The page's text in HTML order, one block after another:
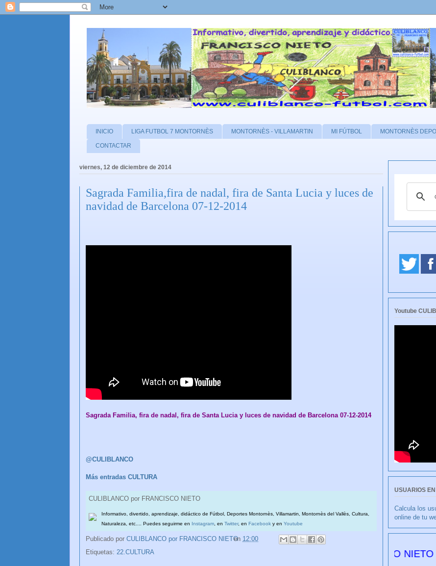
INICIO LIGA FUTBOL 7 MONTORNÈS MONTORNÈS - VILLAMARTIN MI FÚTBOL MONTORNÈS
CONTACTAR
viernes, 12 de diciembre de 2014
Sagrada Familia,fira de nadal, fira de Santa Lucia y luces de
navidad de Barcelona 07-12-2014
Sagrada Familia, fira de nadal, fira de Santa Lucia y luces de navidad de Barcelona 07-12-2014
@CULIBLANCO
Más entradas CULTURA
CULIBLANCO por FRANCISCO NIETO
Informativo, divertido, aprendizaje, didáctico de Fútbol, Deportes Montornès, Villamartin, Montornès del Vallès, Cultura,
Naturaleza, etc.... Puedes seguirme en
Instagram, en Twitter, en Facebook y en Youtube
Publicado por CULIBLANCO por FRANCISCO NIETO
en 12:00
Etiquetas: 22.CULTURA
Youtube
USUARIOS
Calcula los
online de tu
CULIBLANCO por FRANCISCO NIETO 6178